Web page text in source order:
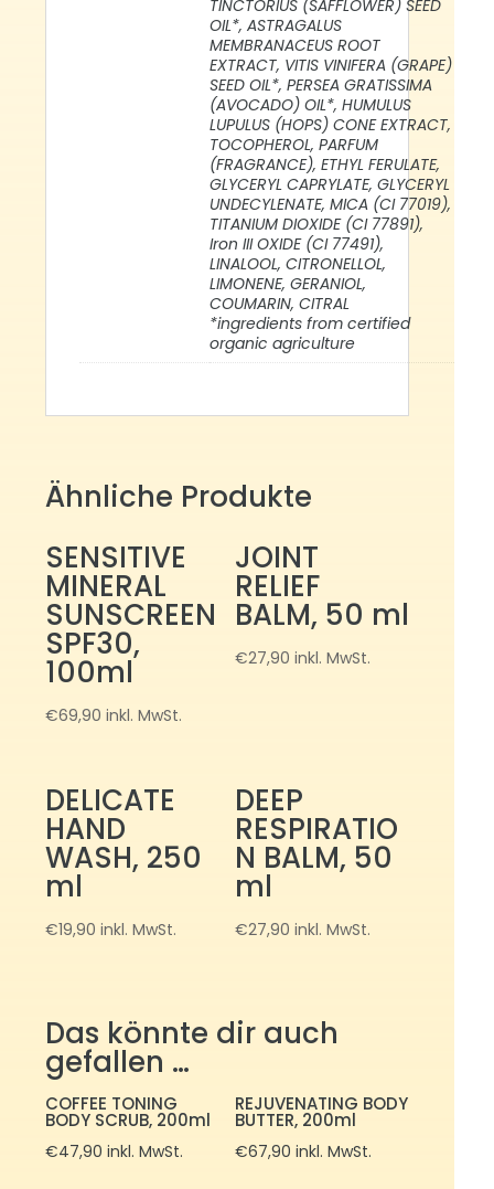
TINCTORIUS (SAFFLOWER) SEED
OIL*, ASTRAGALUS
MEMBRANACEUS ROOT
EXTRACT, VITIS VINIFERA (GRAPE)
SEED OIL*, PERSEA GRATISSIMA
(AVOCADO) OIL*, HUMULUS
LUPULUS (HOPS) CONE EXTRACT,
TOCOPHEROL, PARFUM
(FRAGRANCE), ETHYL FERULATE,
GLYCERYL CAPRYLATE, GLYCERYL
UNDECYLENATE, MICA (CI 77019),
TITANIUM DIOXIDE (CI 77891),
Iron III OXIDE (CI 77491),
LINALOOL, CITRONELLOL,
LIMONENE, GERANIOL,
COUMARIN, CITRAL
*ingredients from certified
organic agriculture
Ähnliche Produkte
SENSITIVE
MINERAL
SUNSCREEN
SPF30,
100ml
€69,90 inkl. MwSt.
JOINT
RELIEF
BALM, 50 ml
€27,90 inkl. MwSt.
DELICATE
HAND
WASH, 250
ml
€19,90 inkl. MwSt.
DEEP
RESPIRATIO
N BALM, 50
ml
€27,90 inkl. MwSt.
Das könnte dir auch
gefallen …
COFFEE TONING
BODY SCRUB, 200ml
€47,90 inkl. MwSt.
REJUVENATING BODY
BUTTER, 200ml
€67,90 inkl. MwSt.